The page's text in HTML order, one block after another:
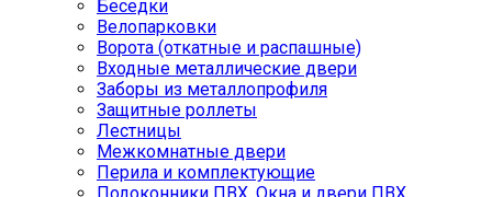
Беседки
Велопарковки
Ворота (откатные и распашные)
Входные металлические двери
Заборы из металлопрофиля
Защитные роллеты
Лестницы
Межкомнатные двери
Перила и комплектующие